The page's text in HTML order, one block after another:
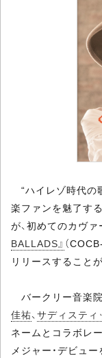
“ハイレゾ時代の
楽ファンを魅了す
が、初めてのカヴァ
BALLADS』 （
リリースすることが
バークリー音楽
佳祐、サディスティ
ネームとコラボレ
メジャー・デビュ